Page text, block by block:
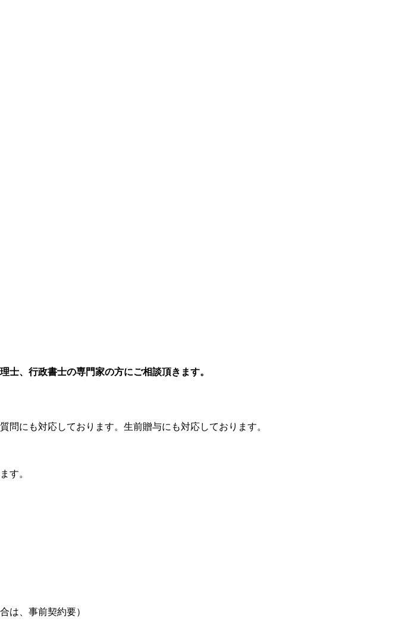
、行政書士の専門家の方にご相談頂きます。
にも対応しております。生前贈与にも対応しております。
す。
は、事前契約要）